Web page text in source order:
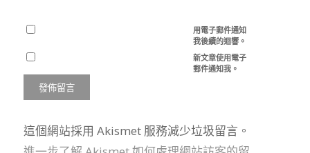
用電子郵件通知
我後續的迴響。
新文章使用電子
郵件通知我。
這個網站採用 Akismet 服務減少垃圾留言。